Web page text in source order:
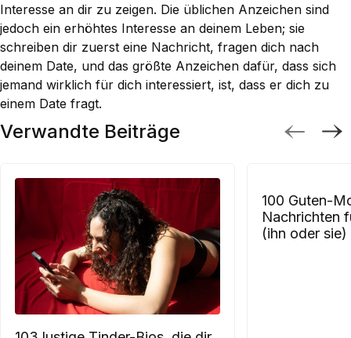
Interesse an dir zu zeigen. Die üblichen Anzeichen sind
jedoch ein erhöhtes Interesse an deinem Leben; sie
schreiben dir zuerst eine Nachricht, fragen dich nach
deinem Date, und das größte Anzeichen dafür, dass sich
jemand wirklich für dich interessiert, ist, dass er dich zu
einem Date fragt.
Verwandte Beiträge
100 Guten-
Nachrichten
(ihn oder sie)